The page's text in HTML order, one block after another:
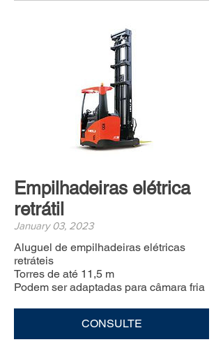
Empilhadeiras elétrica
retrátil
January 03, 2023
Aluguel de empilhadeiras elétricas
retráteis
Torres de até 11,5 m
Podem ser adaptadas para câmara fria
CONSULTE